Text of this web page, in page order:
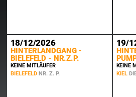
18/12/2026
HINTERLANDGANG -
BIELEFELD - NR.Z.P.
KEINE MITLÄUFER
BIELEFELD NR. Z. P.
19/
KEINE
KIEL